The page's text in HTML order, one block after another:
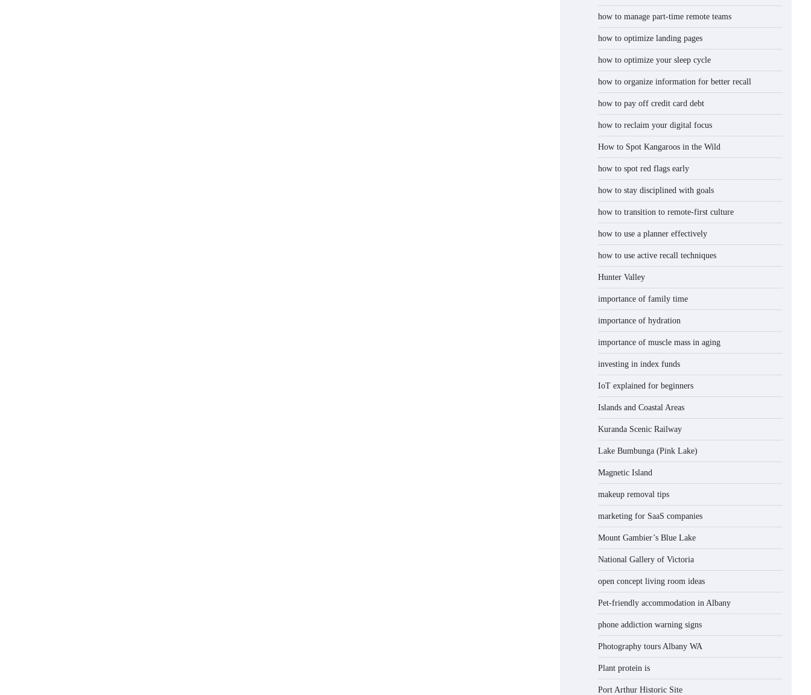
how to manage part-time remote teams
how to optimize landing pages
how to optimize your sleep cycle
how to organize information for better recall
how to pay off credit card debt
how to reclaim your digital focus
How to Spot Kangaroos in the Wild
how to spot red flags early
how to stay disciplined with goals
how to transition to remote-first culture
how to use a planner effectively
how to use active recall techniques
Hunter Valley
importance of family time
importance of hydration
importance of muscle mass in aging
investing in index funds
IoT explained for beginners
Islands and Coastal Areas
Kuranda Scenic Railway
Lake Bumbunga (Pink Lake)
Magnetic Island
makeup removal tips
marketing for SaaS companies
Mount Gambier’s Blue Lake
National Gallery of Victoria
open concept living room ideas
Pet-friendly accommodation in Albany
phone addiction warning signs
Photography tours Albany WA
Plant protein is
Port Arthur Historic Site